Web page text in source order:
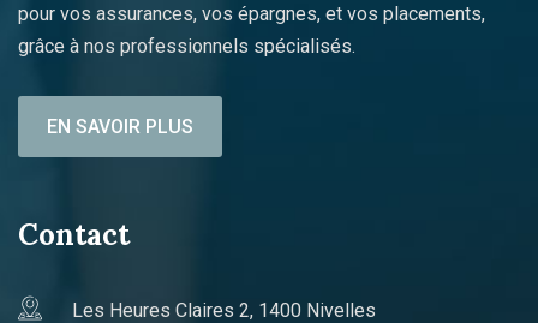
pour vos assurances, vos épargnes, et vos placements,
grâce à nos professionnels spécialisés.
EN SAVOIR PLUS
Contact
Les Heures Claires 2, 1400 Nivelles